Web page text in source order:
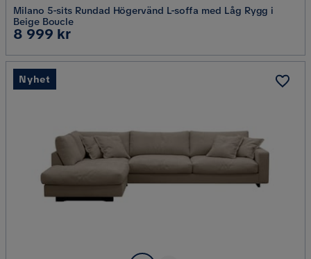
Milano 5-sits Rundad Högervänd L-soffa med Låg Rygg i
Beige Boucle
Pris
8 999 kr
Nyhet